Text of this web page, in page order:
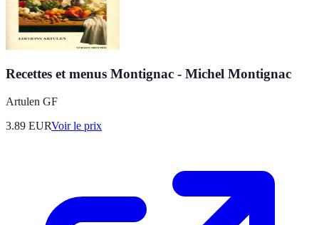
Recettes et menus Montignac - Michel Montignac
Artulen GF
3.89 EURVoir le prix